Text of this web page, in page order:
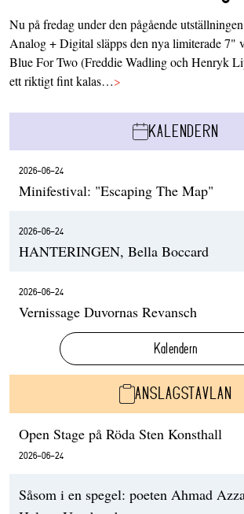
Nu på fredag under den pågående
Analog + Digital släpps den nya limiterade 7"
Blue For Two (Freddie Wadling och Henryk
ett riktigt fint kalas…>
KALENDERN
2026-06-24
Minifestival: "Escaping The Map"
2026-06-24
HANTERINGEN, Bella Boccard
2026-06-24
Vernissage Duvornas Revansch
Kalendern
ANSLAGSTAVLAN
Open Stage på Röda Sten Konsthall
2026-06-24
Såsom i en spegel: poeten Ahmad